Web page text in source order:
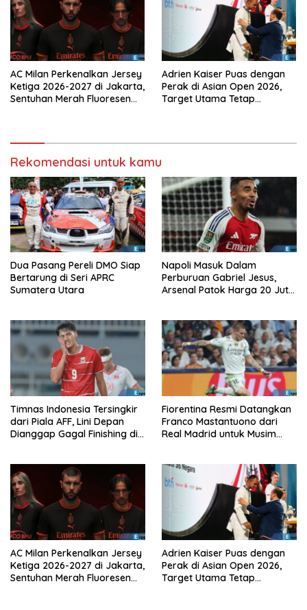
AC Milan Perkenalkan Jersey
Ketiga 2026-2027 di Jakarta,
Sentuhan Merah Fluoresen
Adrien Kaiser Puas dengan
Perak di Asian Open 2026,
Target Utama Tetap
Rekomendasi untuk kamu
Dua Pasang Pereli DMO Siap
Bertarung di Seri APRC
Sumatera Utara
Napoli Masuk Dalam
Perburuan Gabriel Jesus,
Arsenal Patok Harga 20 Juta
Timnas Indonesia Tersingkir
dari Piala AFF, Lini Depan
Dianggap Gagal Finishing di
Fiorentina Resmi Datangkan
Franco Mastantuono dari
Real Madrid untuk Musim
AC Milan Perkenalkan Jersey
Ketiga 2026-2027 di Jakarta,
Sentuhan Merah Fluoresen
Adrien Kaiser Puas dengan
Perak di Asian Open 2026,
Target Utama Tetap